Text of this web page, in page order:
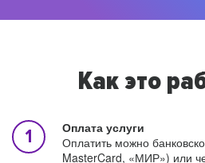
Как это
Оплата услуги
Оплатить можно
MasterCard, «МИР») или